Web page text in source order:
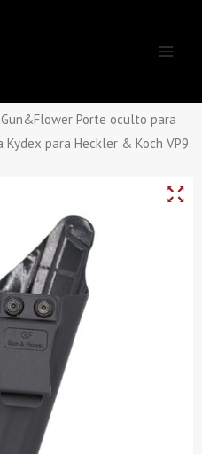
Porte oculto para
para Heckler & Koch VP9